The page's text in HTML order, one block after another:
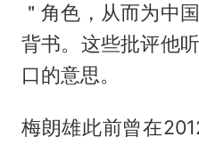
＂角色，从而为中
背书。这些批评他
口的意思。
梅朗雄此前曾在